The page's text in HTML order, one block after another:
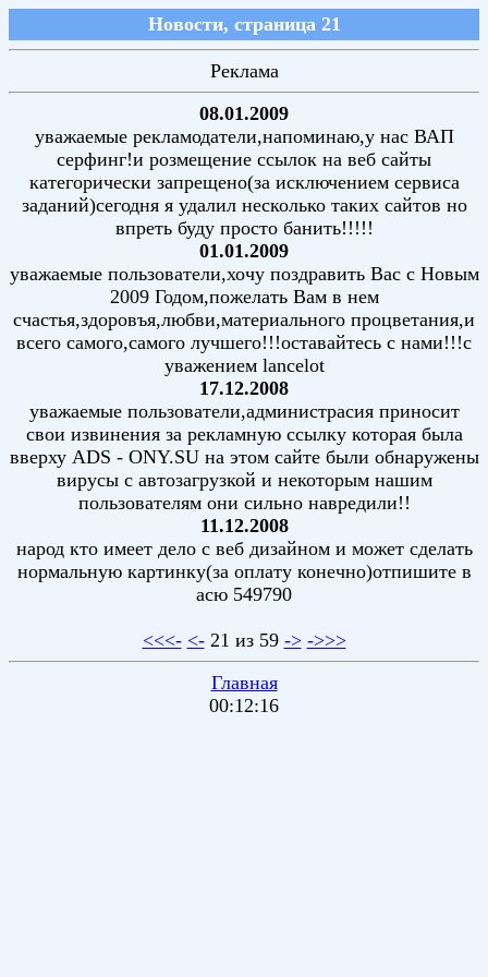
Новости, страница 21
Реклама
08.01.2009
уважаемые рекламодатели,напоминаю,у нас ВАП
серфинг!и розмещение ссылок на веб сайты
категорически запрещено(за исключением сервиса
заданий)сегодня я удалил несколько таких сайтов но
впреть буду просто банить!!!!!
01.01.2009
уважаемые пользователи,хочу поздравить Вас с Новым
2009 Годом,пожелать Вам в нем
счастья,здоровъя,любви,материального процветания,и
всего самого,самого лучшего!!!оставайтесь с нами!!!с
уважением lancelot
17.12.2008
уважаемые пользователи,администрасия приносит
свои извинения за рекламную ссылку которая была
вверху ADS - ONY.SU на этом сайте были обнаружены
вирусы с автозагрузкой и некоторым нашим
пользователям они сильно навредили!!
11.12.2008
народ кто имеет дело с веб дизайном и может сделать
нормальную картинку(за оплату конечно)отпишите в
асю 549790
<<<- <-21 из 59 -> ->>>
Главная
00:12:16